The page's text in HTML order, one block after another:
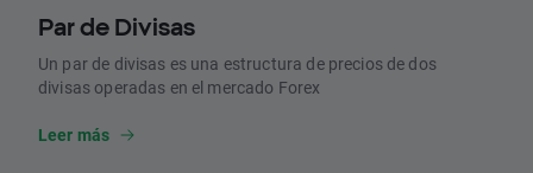
Par de Divisas
Un par de divisas es una estructura de precios de dos
divisas operadas en el mercado Forex
Leer más